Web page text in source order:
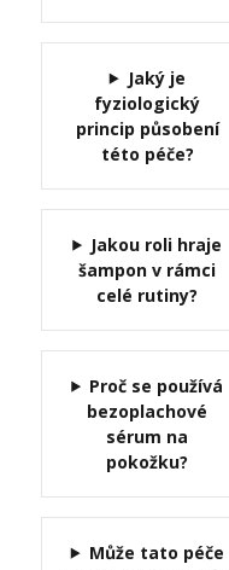
Jaký je
fyziologický
princip působení
této péče?
Jakou roli hraje
šampon v rámci
celé rutiny?
Proč se používá
bezoplachové
sérum na
pokožku?
Může tato péče